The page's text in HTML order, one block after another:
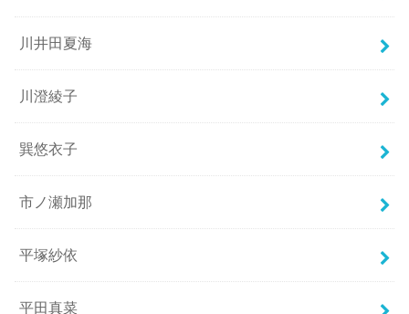
川井田夏海
川澄綾子
巽悠衣子
市ノ瀬加那
平塚紗依
平田真菜